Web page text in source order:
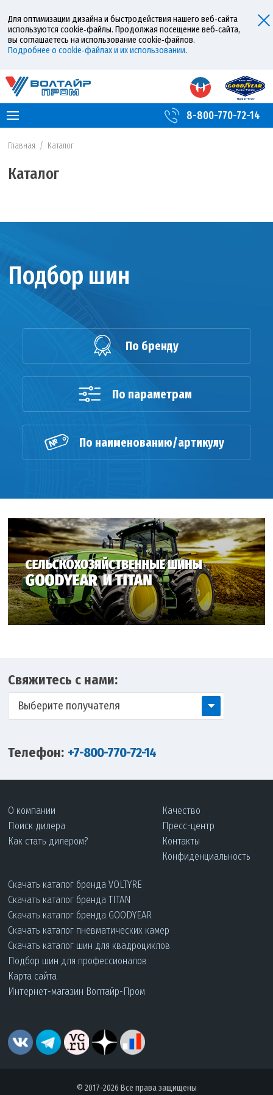
Для оптимизации дизайна и быстродействия нашего веб‑сайта
используются cookie‑файлы. Продолжая посещение веб‑сайта,
вы соглашаетесь на использование cookie‑файлов.
Подробнее о cookie‑файлах и их использовании.
8-800-770-72-14
Главная / Каталог
Каталог
Подбор шин
По бренду
По параметрам
По наименованию/артикулу
Свяжитесь с нами:
Выберите получателя
Телефон: +7-800-770-72-14
О компании
Поиск дилера
Как стать дилером?
Качество
Пресс-центр
Контакты
Конфиденциальность
Скачать каталог бренда VOLTYRE
Скачать каталог бренда TITAN
Скачать каталог бренда GOODYEAR
Скачать каталог пневматических камер
Скачать каталог шин для квадроциклов
Подбор шин для профессионалов
Карта сайта
Интернет-магазин Волтайр-Пром
© 2017-2026 Все права защищены